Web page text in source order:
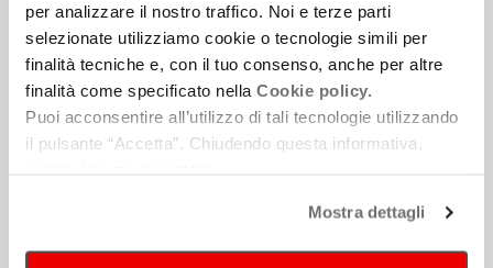
per analizzare il nostro traffico. Noi e terze parti
selezionate utilizziamo cookie o tecnologie simili per
finalità tecniche e, con il tuo consenso, anche per altre
finalità come specificato nella Cookie policy.
Puoi acconsentire all’utilizzo di tali tecnologie utilizzando
il pulsante “Accetta”. Chiudendo questa informativa,
Mostra dettagli
BANDI REGIONALI